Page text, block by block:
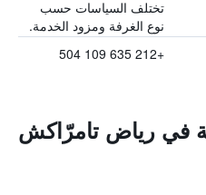
تختلف السياسات حسب
نوع الغرفة ومزود الخدمة.
+212 635 109 504
في رياض تامرّاكش